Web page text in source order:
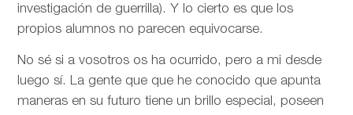
investigación de guerrilla). Y lo cierto es que los
propios alumnos no parecen equivocarse.
No sé si a vosotros os ha ocurrido, pero a mi desde
luego sí. La gente que que he conocido que apunta
maneras en su futuro tiene un brillo especial, poseen